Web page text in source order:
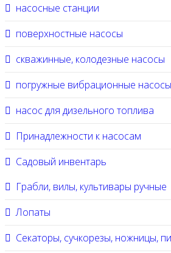
насосные станции
поверхностные насосы
скважинные, колодезные насосы
погружные вибрационные насосы
насос для дизельного топлива
Принадлежности к насосам
Садовый инвентарь
Грабли, вилы, культивары ручные
Лопаты
Секаторы, сучкорезы, ножницы,